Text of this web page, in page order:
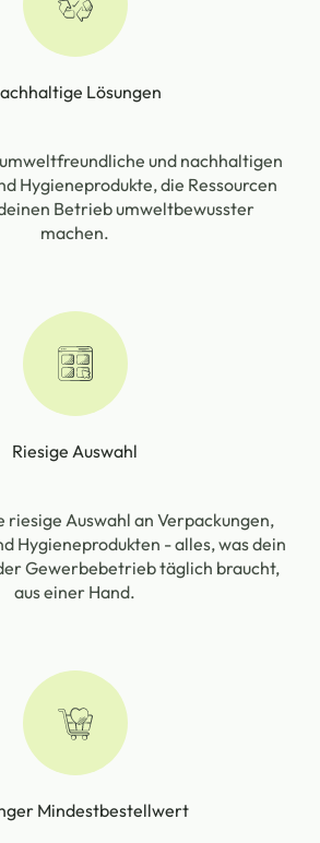
Lösungen
und nachhaltigen
Hygieneprodukte, die Ressourcen
Betrieb umweltbewusster
machen.
Riesige Auswahl
riesige Auswahl an Verpackungen,
Hygieneprodukten - alles, was dein
Gewerbebetrieb täglich braucht,
aus einer Hand.
Mindestbestellwert